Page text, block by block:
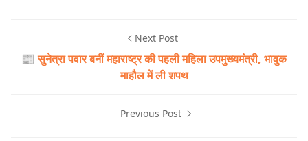
Next Post
📰 सुनेत्रा पवार बनीं महाराष्ट्र की पहली महिला उपमुख्यमंत्री, भावुक
माहौल में ली शपथ
Previous Post